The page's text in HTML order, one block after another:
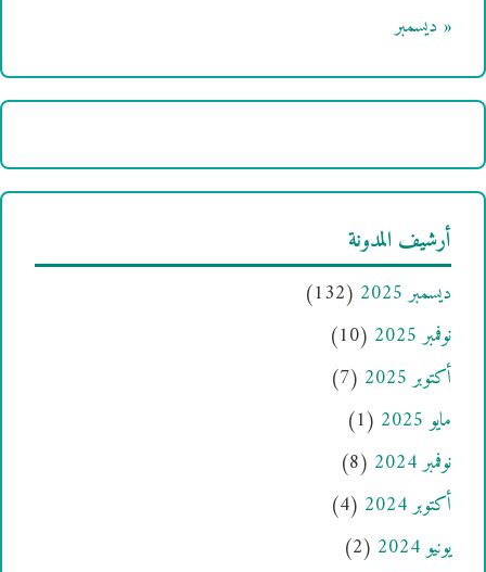
« ديسمبر
أرشيف المدونة
ديسمبر 2025
(132)
نوفمبر 2025
(10)
أكتوبر 2025
(7)
مايو 2025
(1)
نوفمبر 2024
(8)
أكتوبر 2024
(4)
يونيو 2024
(2)